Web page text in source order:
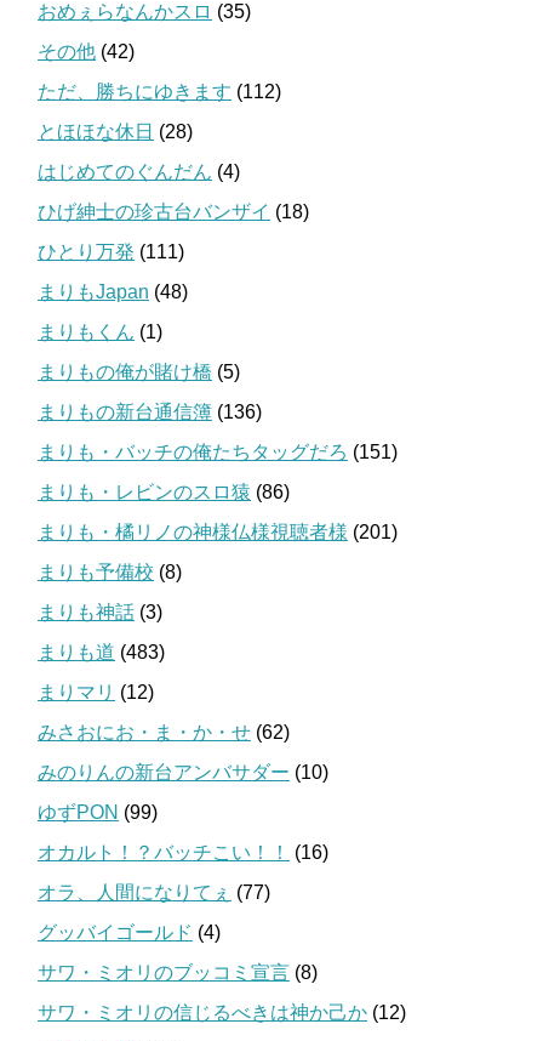
おめぇらなんかスロ (35)
その他 (42)
ただ、勝ちにゆきます (112)
とほほな休日 (28)
はじめてのぐんだん (4)
ひげ紳士の珍古台バンザイ (18)
ひとり万発 (111)
まりもJapan (48)
まりもくん (1)
まりもの俺が賭け橋 (5)
まりもの新台通信簿 (136)
まりも・バッチの俺たちタッグだろ (151)
まりも・レビンのスロ猿 (86)
まりも・橘リノの神様仏様視聴者様 (201)
まりも予備校 (8)
まりも神話 (3)
まりも道 (483)
まりマリ (12)
みさおにお・ま・か・せ (62)
みのりんの新台アンバサダー (10)
ゆずPON (99)
オカルト！？バッチこい！！
(16)
オラ、人間になりてぇ (77)
グッバイゴールド (4)
サワ・ミオリのブッコミ宣言 (8)
サワ・ミオリの信じるべきは神か己か (12)